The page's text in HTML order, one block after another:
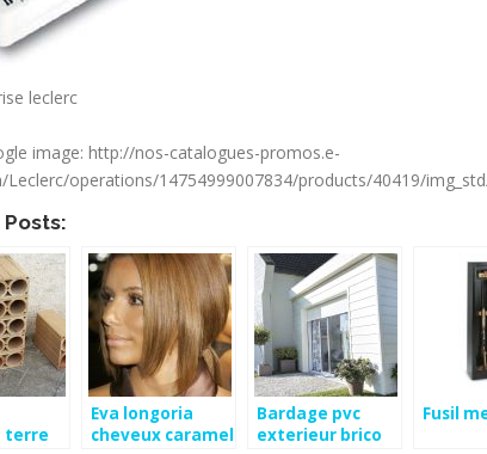
leclerc
image: http://nos-catalogues-promos.e-
Leclerc/operations/14754999007834/products/40419/
terre
Eva longoria
cheveux caramel
Bardage pvc
exterieur brico
Fusil